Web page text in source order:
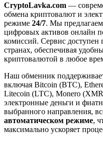
CryptoLavka.com —
обмена криптовалют и
режиме 24/7. Мы
цифровых активов онлайн
комиссий. Сервис доступен
странах, обеспечивая
криптовалютой в любое
Наш обменник
включая Bitcoin (BTC),
Litecoin (LTC), Monero
электронные деньги и
выбранного направления,
автоматическом режиме,
максимально ускоряет